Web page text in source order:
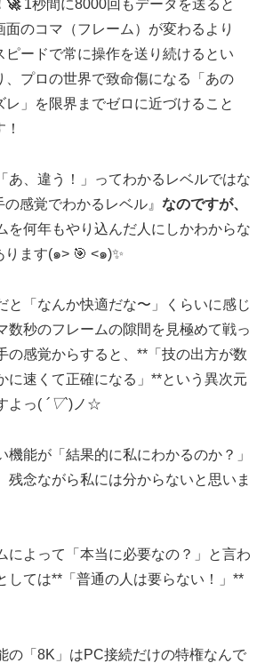
🚀1秒間に8000回もデータを送ると
面のコマ（フレーム）が変わるより
ピードで常に操作を送り続けるとい
、プロの世界で致命傷になる「あの
レ」を限界までゼロに近づけること
あ、違う！」ってわかるレベルではな
感覚でわかるレベル』 なのですが、
を何年もやり込んだ人にしかわからな
ます(๑˃ 🎯 ˂๑)✨
と「なんか快適だな〜」くらいに感じ
数秒のフレームの隙間を見極めて戦っ
の感覚からすると、**「技の出方が数
に速くて正確になる」**という異次元
よっ( ´▽`)ノ☆
機能が「結果的に私にわかるのか？」
念ながら私には分からないと思いま
によって「本当に必要なの？」と言わ
しては**「普通の人は要らない！」**
の「8K」はPC接続だけの特権なんで